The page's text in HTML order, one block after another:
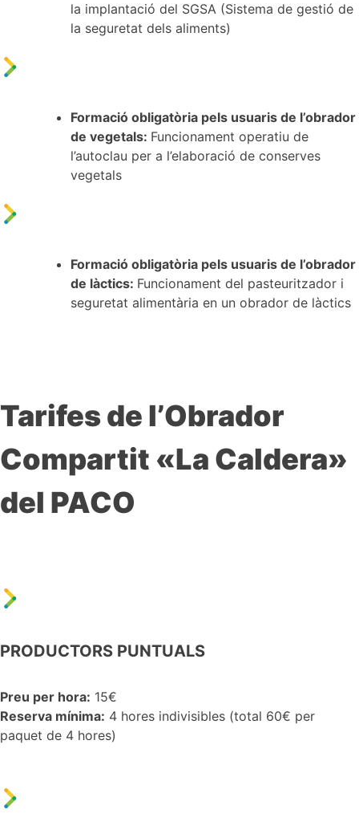
la implantació del SGSA (Sistema de gestió de
la seguretat dels aliments)
Formació obligatòria pels usuaris de l’obrador
de vegetals: Funcionament operatiu de
l’autoclau per a l’elaboració de conserves
vegetals
Formació obligatòria pels usuaris de l’obrador
de làctics: Funcionament del pasteuritzador i
seguretat alimentària en un obrador de làctics
Tarifes de l’Obrador
Compartit «La Caldera»
del PACO
PRODUCTORS PUNTUALS
Preu per hora: 15€
Reserva mínima: 4 hores indivisibles (total 60€ per
paquet de 4 hores)